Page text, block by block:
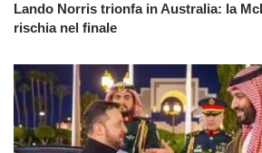
Lando Norris trionfa in Australia: la
rischia nel finale